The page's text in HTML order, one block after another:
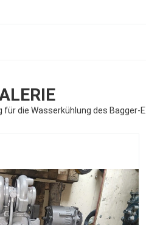
die Wasserkühlung des Bagger-